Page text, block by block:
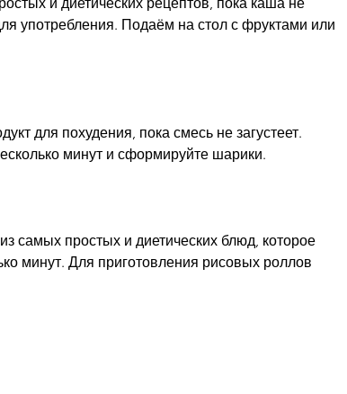
и диетических рецептов, пока каша не
употребления. Подаём на стол с фруктами или
для похудения, пока смесь не загустеет.
минут и сформируйте шарики.
самых простых и диетических блюд, которое
минут. Для приготовления рисовых роллов